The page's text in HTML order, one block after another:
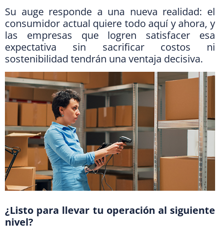
Su auge responde a una nueva realidad: el
consumidor actual quiere todo aquí y ahora, y
las empresas que logren satisfacer esa
expectativa sin sacrificar costos ni
sostenibilidad tendrán una ventaja decisiva.
¿Listo para llevar tu operación al siguiente
nivel?